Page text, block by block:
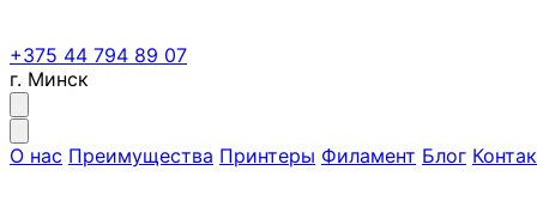
+375 44 794 89 07
г. Минск
О нас Преимущества Принтеры Филамент Блог